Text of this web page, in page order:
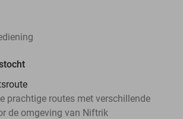
prachtige routes met verschillende
de omgeving van Niftrik